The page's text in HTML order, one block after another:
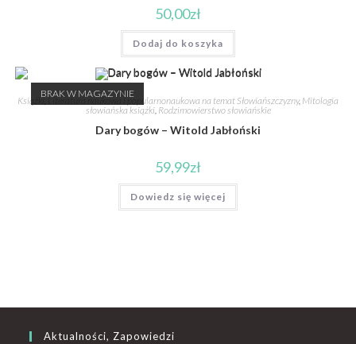
50,00zł
Dodaj do koszyka
BRAK W MAGAZYNIE
Książki, Literatura naukowa i popularnonaukowa na temat Słowiańszczyzny, Mitologia
słowiańska książki, Rodzimowierstwo słowiańskie
Dary bogów – Witold Jabłoński
59,99zł
Dowiedz się więcej
Aktualności, Zapowiedzi